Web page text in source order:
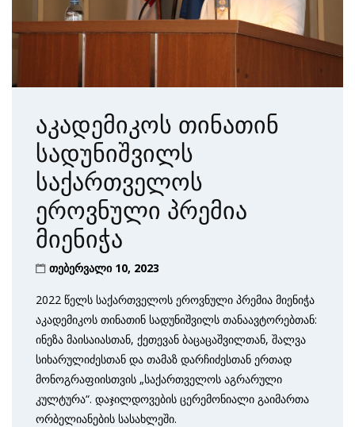
აკადემიკოს თინათინ
სადუნიშვილს
საქართველოს
ეროვნული პრემია
მიენიჭა
თებერვალი 10, 2023
2022 წელს საქართველოს ეროვნული პრემია მიენიჭა
აკადემიკოს თინათინ სადუნიშვილს თანაავტორებთან:
ინეზა მაისაიასთან, ქეთევან ბაცაცაშვილთან, შალვა
სიხარულიძესთან და თამაზ დარჩიძესთან ერთად
მონოგრაფიისთვის „საქართველოს აგრარული
კულტურა“. დაჯილდოვების ცერემონიალი გაიმართა
ორბელიანების სასახლეში.